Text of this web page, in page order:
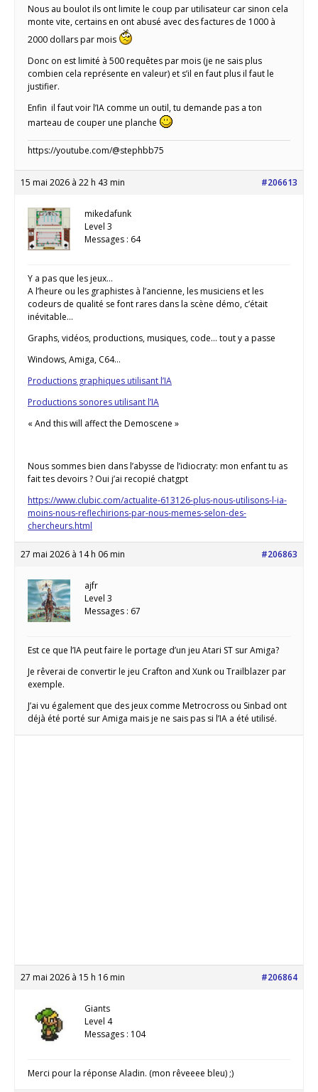
Nous au boulot ils ont limite le coup par utilisateur car sinon cela
monte vite, certains en ont abusé avec des factures de 1000 à
2000 dollars par mois
Donc on est limité à 500 requêtes par mois (je ne sais plus
combien cela représente en valeur) et s’il en faut plus il faut le
justifier.
Enfin il faut voir l’IA comme un outil, tu demande pas a ton
marteau de couper une planche
https://youtube.com/@stephbb75
15 mai 2026 à 22 h 43 min #206613
mikedafunk
Level 3
Messages : 64
Y a pas que les jeux…
A l’heure ou les graphistes à l’ancienne, les musiciens et les
codeurs de qualité se font rares dans la scène démo, c’était
inévitable…
Graphs, vidéos, productions, musiques, code… tout y a passe
Windows, Amiga, C64…
Productions graphiques utilisant l’IA
Productions sonores utilisant l’IA
« And this will affect the Demoscene »
Nous sommes bien dans l’abysse de l’idiocraty: mon enfant tu as
fait tes devoirs ? Oui j’ai recopié chatgpt
https://www.clubic.com/actualite-613126-plus-nous-utilisons-l-ia-
moins-nous-reflechirions-par-nous-memes-selon-des-
chercheurs.html
27 mai 2026 à 14 h 06 min #206863
ajfr
Level 3
Messages : 67
Est ce que l’IA peut faire le portage d’un jeu Atari ST sur Amiga?
Je rêverai de convertir le jeu Crafton and Xunk ou Trailblazer par
exemple.
J’ai vu également que des jeux comme Metrocross ou Sinbad ont
déjà été porté sur Amiga mais je ne sais pas si l’IA a été utilisé.
27 mai 2026 à 15 h 16 min #206864
Giants
Level 4
Messages : 104
Merci pour la réponse Aladin. (mon rêveeee bleu) ;)